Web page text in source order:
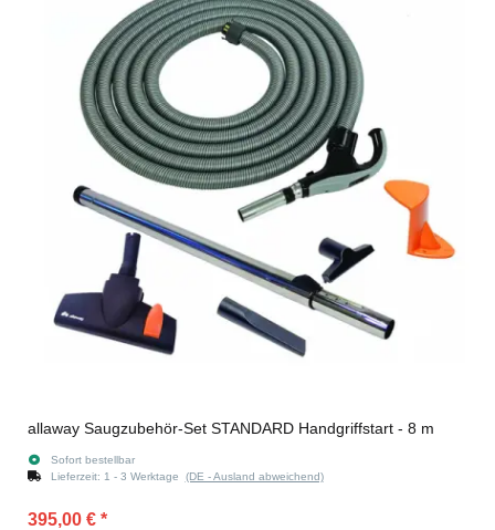
allaway Saugzubehör-Set STANDARD Handgriffstart - 8 m
Sofort bestellbar
Lieferzeit: 1 - 3 Werktage (DE - Ausland abweichend)
395,00 € *